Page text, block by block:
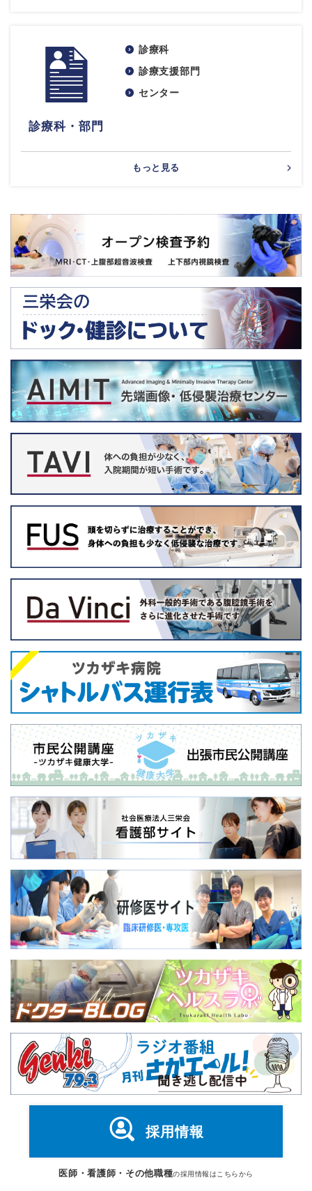
診療科・部門
診療科
診療支援部門
センター
もっと見る
採用情報
医師・看護師・その他職種の採用情報はこちらから